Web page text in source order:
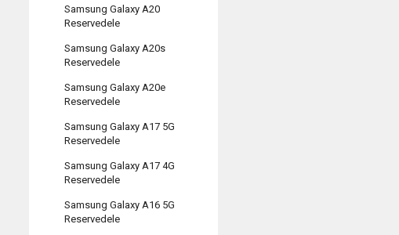
Samsung Galaxy A20
Reservedele
Samsung Galaxy A20s
Reservedele
Samsung Galaxy A20e
Reservedele
Samsung Galaxy A17 5G
Reservedele
Samsung Galaxy A17 4G
Reservedele
Samsung Galaxy A16 5G
Reservedele